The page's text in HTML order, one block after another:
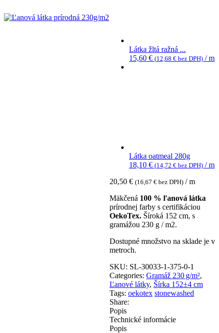
Látka žltá ražná ...
15,60 € (12,68 € bez DPH) / m
Látka oatmeal 280g
18,10 € (14,72 € bez DPH) / m
20,50 € (16,67 € bez DPH) / m
Mäkčená 100 % ľanová látka
prírodnej farby s certifikáciou
OekoTex. Šíroká 152 cm, s
gramážou 230 g / m2.
Dostupné množstvo na sklade je v
metroch.
SKU: SL-30033-1-375-0-1
Categories: Gramáž 230 g/m²,
Ľanové látky, Šírka 152±4 cm
Tags: oekotex stonewashed
Share:
Popis
Technické informácie
Popis